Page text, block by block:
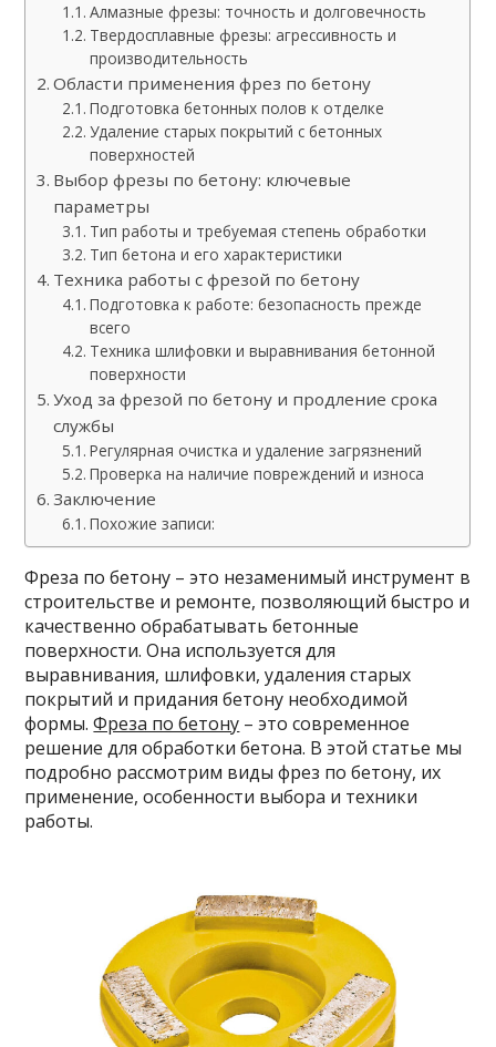
Алмазные фрезы: точность и долговечность
Твердосплавные фрезы: агрессивность и
производительность
Области применения фрез по бетону
Подготовка бетонных полов к отделке
Удаление старых покрытий с бетонных
поверхностей
Выбор фрезы по бетону: ключевые
параметры
Тип работы и требуемая степень обработки
Тип бетона и его характеристики
Техника работы с фрезой по бетону
Подготовка к работе: безопасность прежде
всего
Техника шлифовки и выравнивания бетонной
поверхности
Уход за фрезой по бетону и продление срока
службы
Регулярная очистка и удаление загрязнений
Проверка на наличие повреждений и износа
Заключение
Похожие записи:
Фреза по бетону – это незаменимый инструмент в
строительстве и ремонте, позволяющий быстро и
качественно обрабатывать бетонные
поверхности. Она используется для
выравнивания, шлифовки, удаления старых
покрытий и придания бетону необходимой
формы.Фреза по бетону – это современное
решение для обработки бетона. В этой статье мы
подробно рассмотрим виды фрез по бетону, их
применение, особенности выбора и техники
работы.